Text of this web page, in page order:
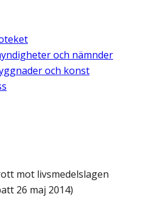
och nämnder
och konst
mot livsmedelslagen
26 maj 2014)